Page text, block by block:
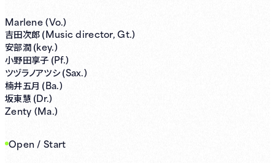
Marlene (Vo.)
吉田次郎 (Music director, Gt.)
安部潤 (key.)
小野田享子 (Pf.)
ツヅラノアツシ (Sax.)
楠井五月 (Ba.)
坂東慧 (Dr.)
Zenty (Ma.)
Open / Start